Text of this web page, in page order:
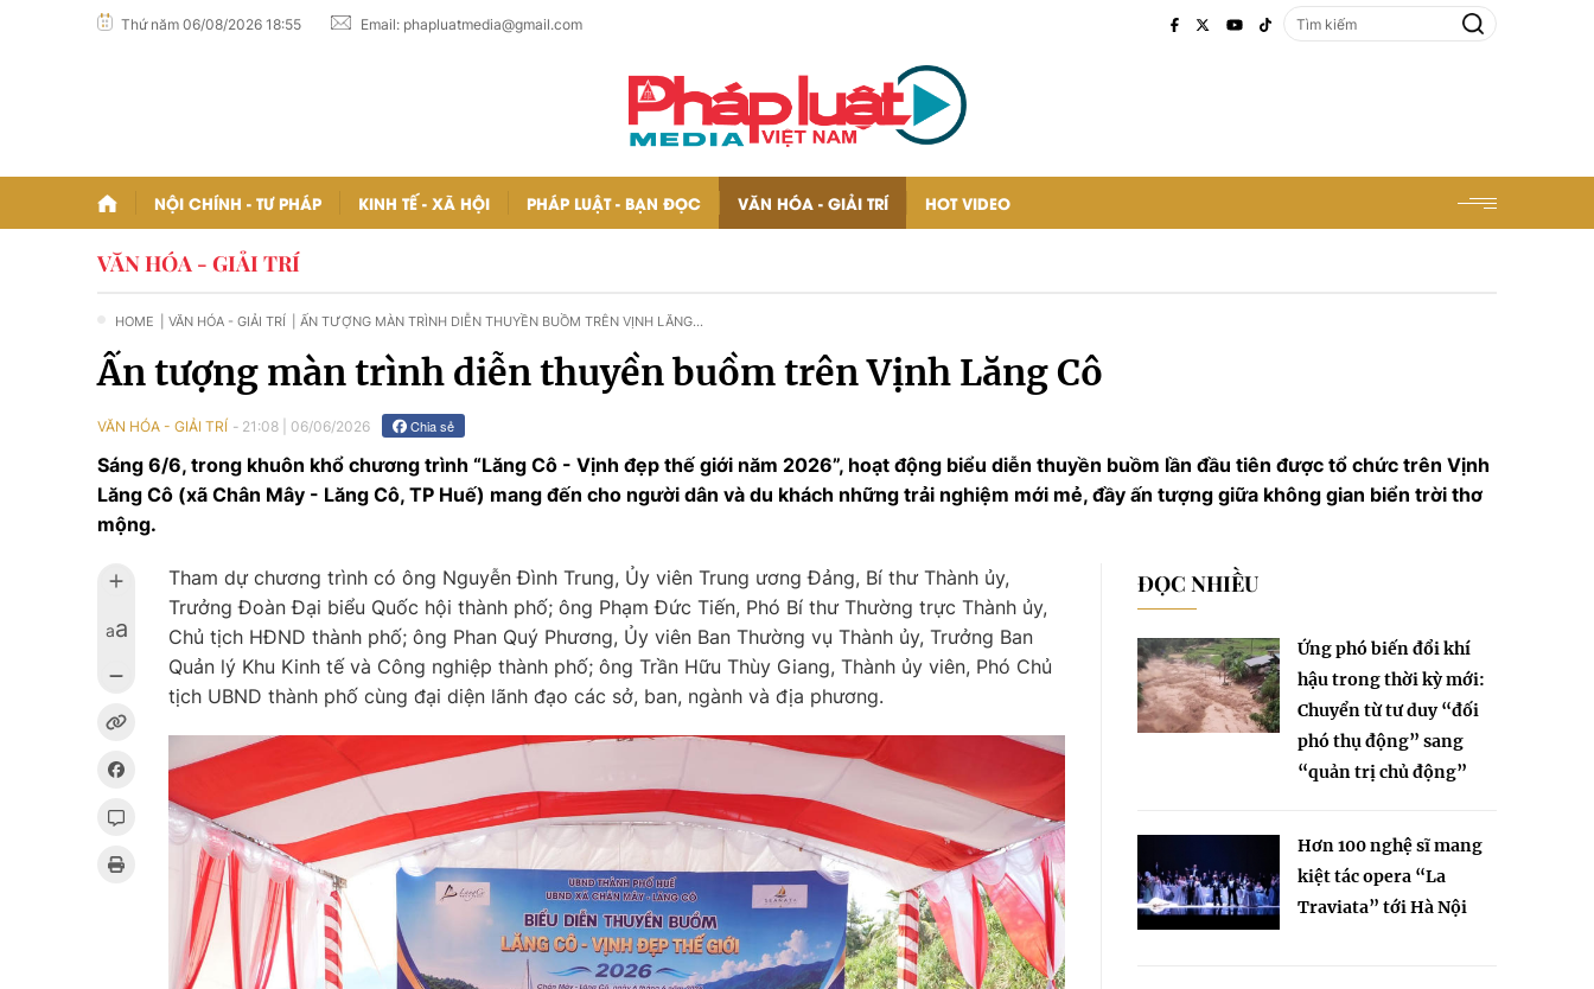
Thứ năm 06/08/2026 18:55 Email: phapluatmedia@gmail.com
NỘI CHÍNH - TƯ PHÁP KINH TẾ - XÃ HỘI PHÁP LUẬT - BẠN ĐỌC VĂN HÓA - GIẢI TRÍ HOT VIDEO
VĂN HÓA - GIẢI TRÍ
HOME | VĂN HÓA - GIẢI TRÍ
| ẤN TƯỢNG MÀN TRÌNH DIỄN THUYỀN BUỒM TRÊN VỊNH LĂNG
Ấn tượng màn trình diễn thuyền buồm trên Vịnh Lăng Cô
VĂN HÓA - GIẢI TRÍ 21:08 06/06/2026 Chia sẻ
Sáng 6/6, trong khuôn khổ chương trình “Lăng Cô - Vịnh đẹp thế giới năm 2026”, hoạt động biểu diễn thuyền buồm lần đầu tiên được tổ chức trên Vịnh
Lăng Cô (xã Chân Mây - Lăng Cô, TP Huế) mang đến cho người dân và du khách những trải nghiệm mới mẻ, đầy ấn tượng giữa không gian biển trời thơ
mộng.
aa
Tham dự chương trình có ông Nguyễn Đình Trung, Ủy viên Trung ương Đảng, Bí thư Thành ủy,
Trưởng Đoàn Đại biểu Quốc hội thành phố; ông Phạm Đức Tiến, Phó Bí thư Thường trực Thành ủy,
Chủ tịch HĐND thành phố; ông Phan Quý Phương, Ủy viên Ban Thường vụ Thành ủy, Trưởng Ban
Quản lý Khu Kinh tế và Công nghiệp thành phố; ông Trần Hữu Thùy Giang, Thành ủy viên, Phó Chủ
tịch UBND thành phố cùng đại diện lãnh đạo các sở, ban, ngành và địa phương.
ĐỌC NHIỀU
Ứng phó biến đổi khí
hậu trong thời kỳ mới:
Chuyển từ tư duy “đối
phó thụ động” sang
“quản trị chủ động”
Hơn 100 nghệ sĩ mang
kiệt tác opera “La
Traviata” tới Hà Nội